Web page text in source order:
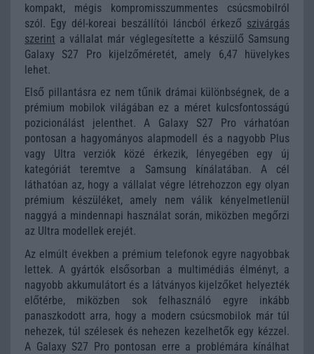
kompakt, mégis kompromisszummentes csúcsmobilról
szól. Egy dél-koreai beszállítói láncból érkező szivárgás
szerint a vállalat már véglegesítette a készülő Samsung
Galaxy S27 Pro kijelzőméretét, amely 6,47 hüvelykes
lehet.
Első pillantásra ez nem tűnik drámai különbségnek, de a
prémium mobilok világában ez a méret kulcsfontosságú
pozicionálást jelenthet. A Galaxy S27 Pro várhatóan
pontosan a hagyományos alapmodell és a nagyobb Plus
vagy Ultra verziók közé érkezik, lényegében egy új
kategóriát teremtve a Samsung kínálatában. A cél
láthatóan az, hogy a vállalat végre létrehozzon egy olyan
prémium készüléket, amely nem válik kényelmetlenül
naggyá a mindennapi használat során, miközben megőrzi
az Ultra modellek erejét.
Az elmúlt években a prémium telefonok egyre nagyobbak
lettek. A gyártók elsősorban a multimédiás élményt, a
nagyobb akkumulátort és a látványos kijelzőket helyezték
előtérbe, miközben sok felhasználó egyre inkább
panaszkodott arra, hogy a modern csúcsmobilok már túl
nehezek, túl szélesek és nehezen kezelhetők egy kézzel.
A Galaxy S27 Pro pontosan erre a problémára kínálhat